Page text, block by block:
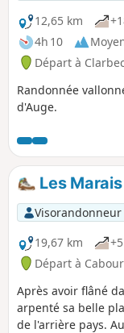
12,65 km
4h 10
Départ à
Randonnée
d'Auge.
Les
Visorandonneur
19,67 km
Départ à
Après avoir flâné
arpenté sa belle
de l'arrière pays.